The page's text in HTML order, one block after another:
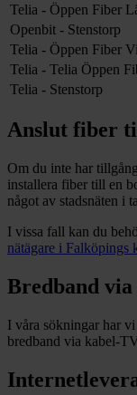
Telia - Öppen Fiber
Openbit - Stenstorp
Telia - Öppen Fiber
Telia - Telia Öppen
Telia - Stenstorp
Anslut fiber
Om du inte har
installera fiber till en
något av stadsnäten i
I vissa fall kan du
nätägare i Falköpings
Bredband
I våra sökningar har
bredband via kabel-